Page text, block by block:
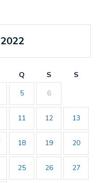
Q S
S
5 6
11 12 13
18 19 20
25 26 27